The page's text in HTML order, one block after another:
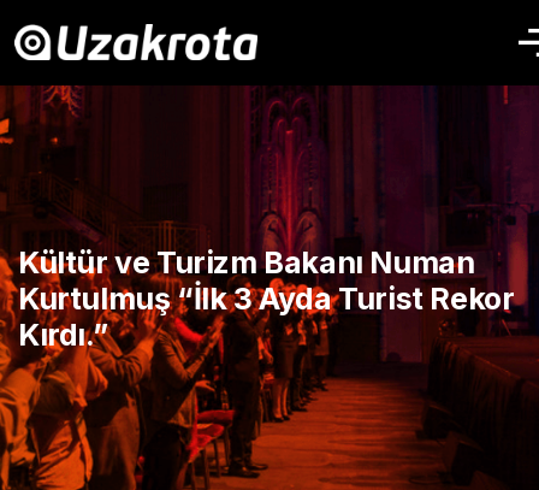
Kültür ve Turizm Bakanı Numan
Kurtulmuş “İlk 3 Ayda Turist Rekor
Kırdı.”